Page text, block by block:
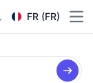
FR (FR)